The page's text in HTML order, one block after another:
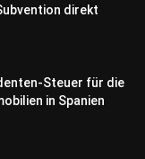
direkt
Steuer für die
in Spanien